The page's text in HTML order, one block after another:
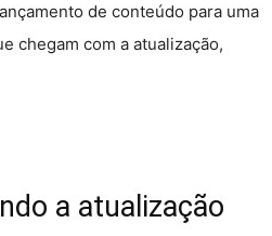
de conteúdo para uma
chegam com a atualização,
a atualização